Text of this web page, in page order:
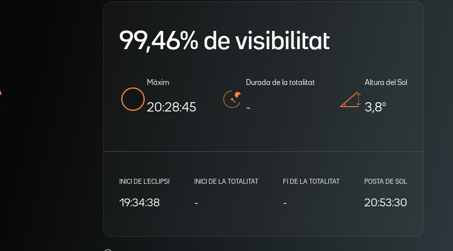
99,46% de visibilitat
Màxim
20:28:45
Durada de la totalitat
-
Altura del Sol
3,8º
INICI DE L'ECLIPSI
19:34:38
INICI DE LA TOTALITAT
-
FI DE LA TOTALITAT
-
POSTA DE SOL
20:53:30